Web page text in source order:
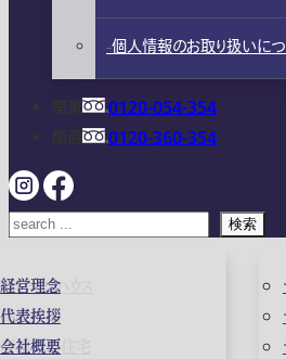
ガレージハウス
高級住宅
店舗併用住宅
経営理念
代表挨拶
会社概要
個人情報のお取り扱いに
0120-054-354
0120-360-354
検索